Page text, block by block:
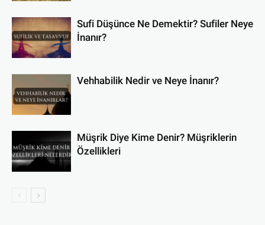
Sufi Düşünce Ne Demektir? Sufiler Neye
İnanır?
Vehhabilik Nedir ve Neye İnanır?
Müşrik Diye Kime Denir? Müşriklerin
Özellikleri